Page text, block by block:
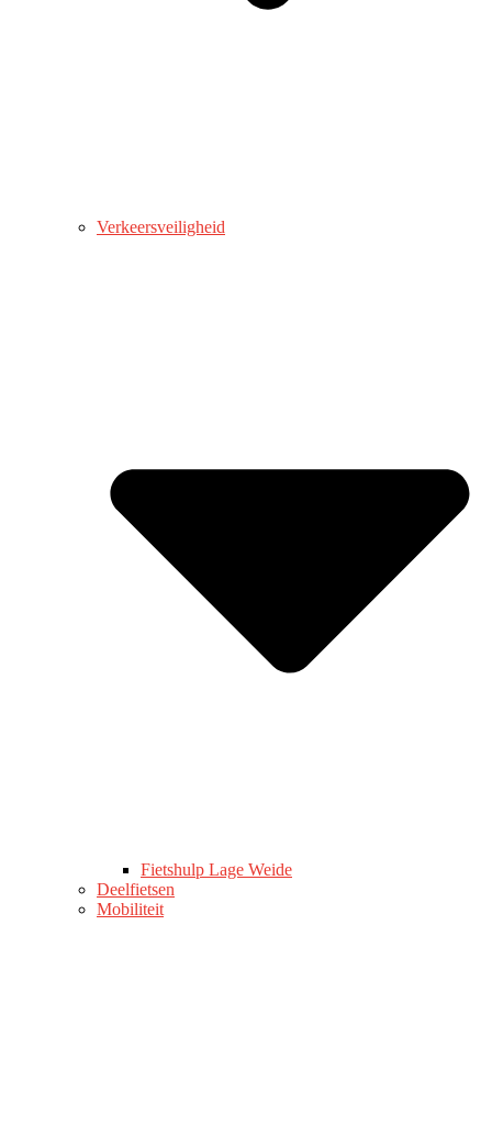
Verkeersveiligheid
Fietshulp Lage Weide
Deelfietsen
Mobiliteit